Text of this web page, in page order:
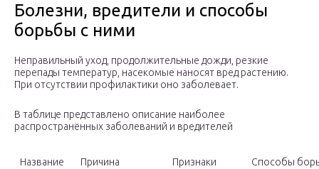
Болезни, вредители и способы
борьбы с ними
Неправильный уход, продолжительные дожди, резкие
перепады температур, насекомые наносят вред растению.
При отсутствии профилактики оно заболевает.
В таблице представлено описание наиболее
распространённых заболеваний и вредителей
Название Причина Признаки Способы